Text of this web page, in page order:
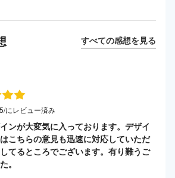
すべての感想を見る
にレビュー済み
ンが大変気に入っております。デザイ
こちらの意見も迅速に対応していただ
てるところでございます。有り難うご
。